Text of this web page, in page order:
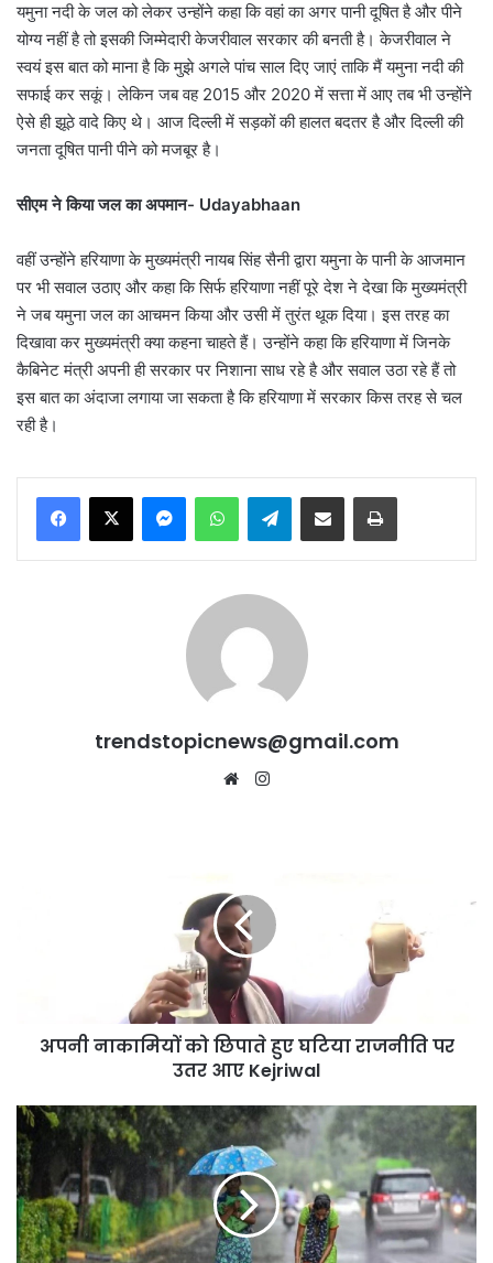
यमुना नदी के जल को लेकर उन्होंने कहा कि वहां का अगर पानी दूषित है और पीने
योग्य नहीं है तो इसकी जिम्मेदारी केजरीवाल सरकार की बनती है। केजरीवाल ने
स्वयं इस बात को माना है कि मुझे अगले पांच साल दिए जाएं ताकि मैं यमुना नदी की
सफाई कर सकूं। लेकिन जब वह 2015 और 2020 में सत्ता में आए तब भी उन्होंने
ऐसे ही झूठे वादे किए थे। आज दिल्ली में सड़कों की हालत बदतर है और दिल्ली की
जनता दूषित पानी पीने को मजबूर है।
सीएम ने किया जल का अपमान- Udayabhaan
वहीं उन्होंने हरियाणा के मुख्यमंत्री नायब सिंह सैनी द्वारा यमुना के पानी के आजमान
पर भी सवाल उठाए और कहा कि सिर्फ हरियाणा नहीं पूरे देश ने देखा कि मुख्यमंत्री
ने जब यमुना जल का आचमन किया और उसी में तुरंत थूक दिया। इस तरह का
दिखावा कर मुख्यमंत्री क्या कहना चाहते हैं। उन्होंने कहा कि हरियाणा में जिनके
कैबिनेट मंत्री अपनी ही सरकार पर निशाना साध रहे है और सवाल उठा रहे हैं तो
इस बात का अंदाजा लगाया जा सकता है कि हरियाणा में सरकार किस तरह से चल
रही है।
MessengerWhatsAppTelegramShare via Email Print
trendstopicnews@gmail.com
Website
अपनी नाकामियों को छिपाते हुए घटिया राजनीति पर
उतर आए Kejriwal
Punjab
में
मौसम
को
लेकर
अलर्ट
जारी